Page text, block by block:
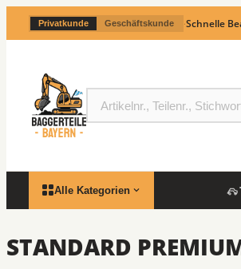
Privatkunde Geschäftskunde ·Schnelle
Alle Kategorien
STANDARD